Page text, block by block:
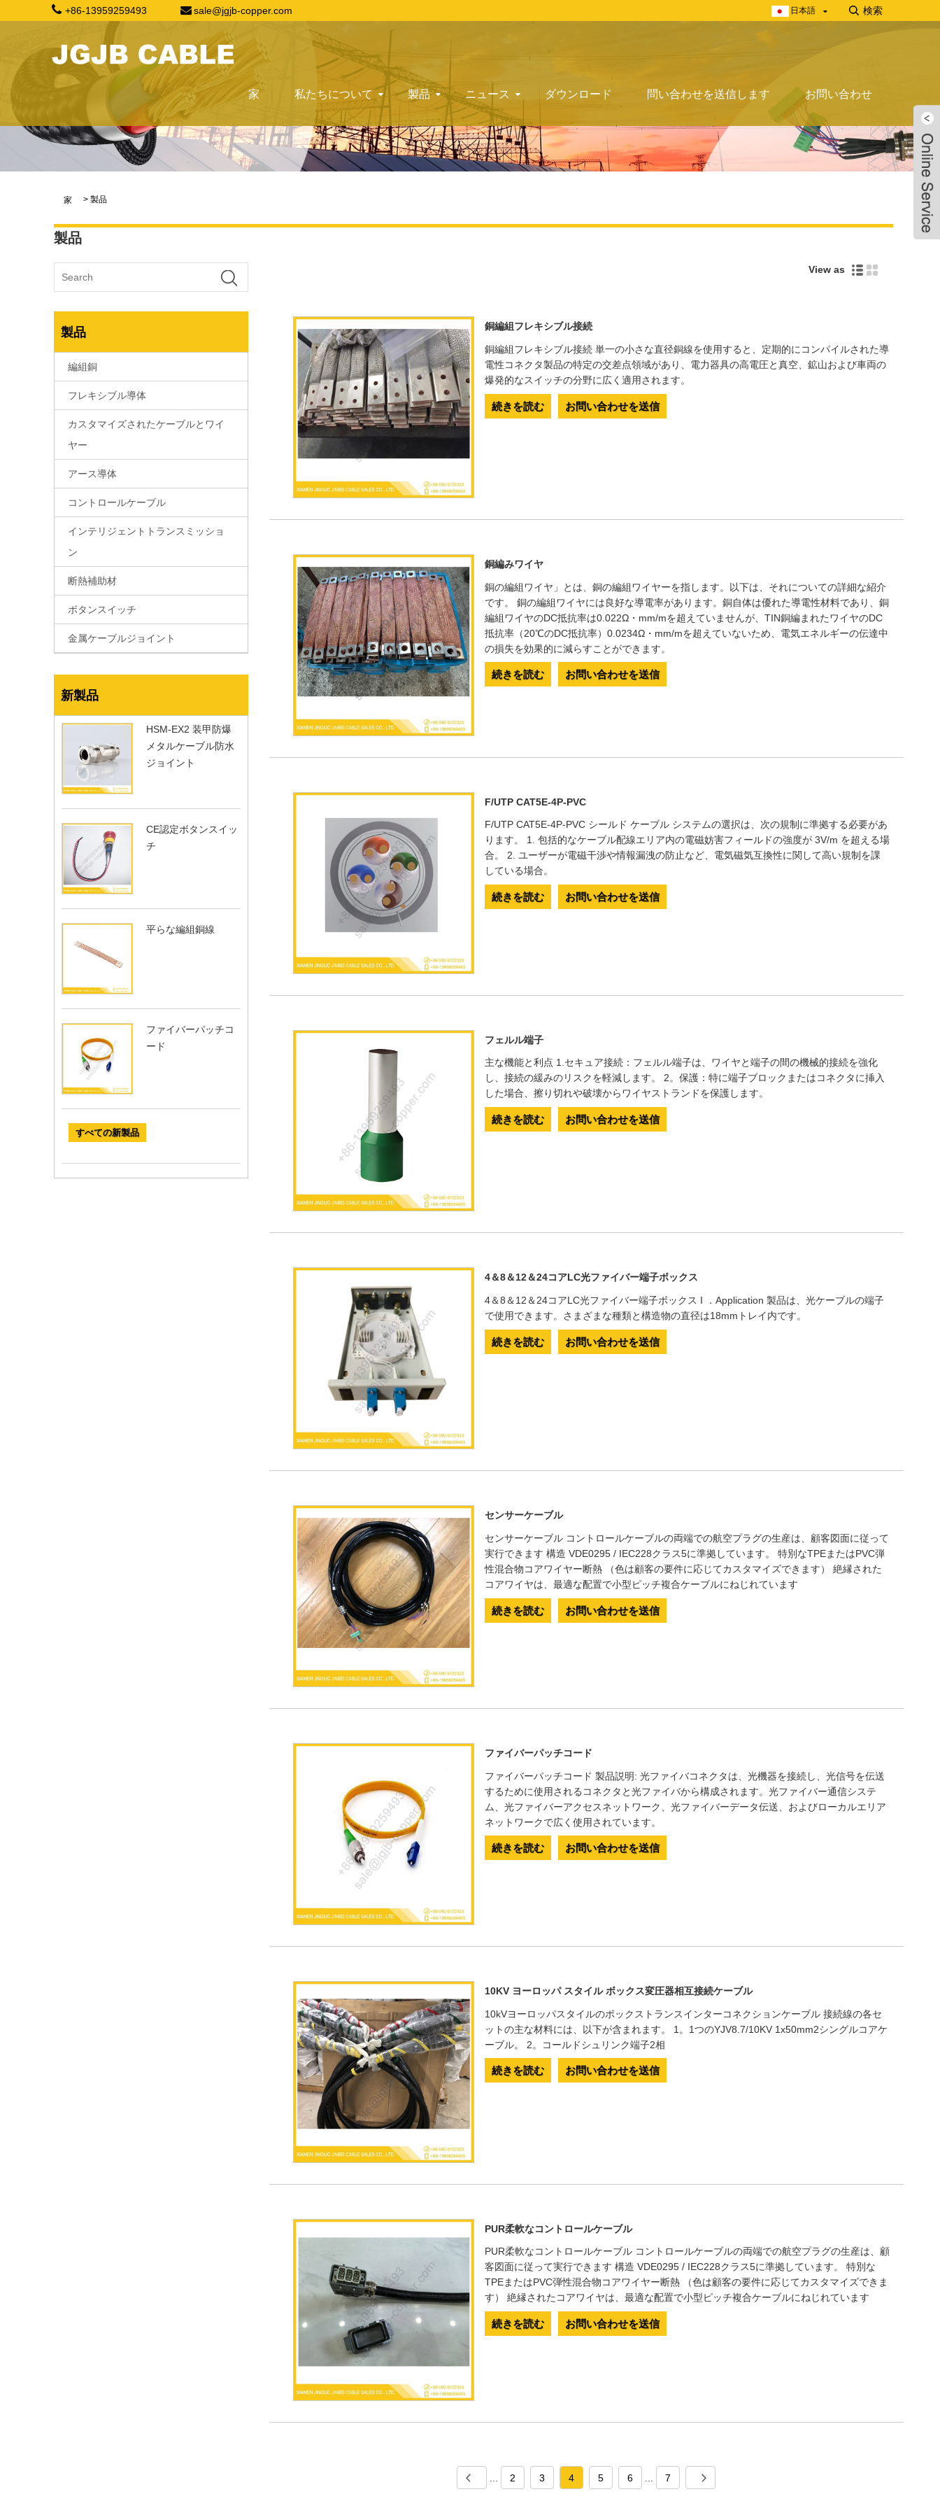
+86-13959259493 sale@jgjb-copper.com 日本語
家 私たちについて 製品 ニュース ダウンロード 問い合わせを送信します お問い合わせ
家 > 製品
製品
製品
編組銅
フレキシブル導体
カスタマイズされたケーブルとワイ
ヤー
アース導体
コントロールケーブル
インテリジェントトランスミッショ
ン
断熱補助材
ボタンスイッチ
金属ケーブルジョイント
新製品
HSM-EX2 装甲防爆
メタルケーブル防水
ジョイント
CE認定ボタンスイッ
チ
平らな編組銅線
ファイバーパッチコ
ード
すべての新製品
View as
銅編組フレキシブル接続
銅編組フレキシブル接続 単一の小さな直径銅線を使用すると、定期的にコンパイルされた導
電性コネクタ製品の特定の交差点領域があり、電力器具の高電圧と真空、鉱山および車両の
爆発的なスイッチの分野に広く適用されます。
続きを読む お問い合わせを送信
銅編みワイヤ
銅の編組ワイヤ」とは、銅の編組ワイヤーを指します。以下は、それについての詳細な紹介
です。 銅の編組ワイヤには良好な導電率があります。銅自体は優れた導電性材料であり、銅
編組ワイヤのDC抵抗率は0.022Ω・mm/mを超えていませんが、TIN銅編まれたワイヤのDC
抵抗率（20℃のDC抵抗率）0.0234Ω・mm/mを超えていないため、電気エネルギーの伝達中
の損失を効果的に減らすことができます。
続きを読む お問い合わせを送信
F/UTP CAT5E-4P-PVC
F/UTP CAT5E-4P-PVC シールド ケーブル システムの選択は、次の規制に準拠する必要があ
ります。 1. 包括的なケーブル配線エリア内の電磁妨害フィールドの強度が 3V/m を超える場
合。 2. ユーザーが電磁干渉や情報漏洩の防止など、電気磁気互換性に関して高い規制を課
している場合。
続きを読む お問い合わせを送信
フェルル端子
主な機能と利点 1.セキュア接続：フェルル端子は、ワイヤと端子の間の機械的接続を強化
し、接続の緩みのリスクを軽減します。 2。保護：特に端子ブロックまたはコネクタに挿入
した場合、擦り切れや破壊からワイヤストランドを保護します。
続きを読む お問い合わせを送信
4＆8＆12＆24コアLC光ファイバー端子ボックス
4＆8＆12＆24コアLC光ファイバー端子ボックス I ．Application 製品は、光ケーブルの端子
で使用できます。さまざまな種類と構造物の直径は18mmトレイ内です。
続きを読む お問い合わせを送信
センサーケーブル
センサーケーブル コントロールケーブルの両端での航空プラグの生産は、顧客図面に従って
実行できます 構造 VDE0295 / IEC228クラス5に準拠しています。 特別なTPEまたはPVC弾
性混合物コアワイヤー断熱 （色は顧客の要件に応じてカスタマイズできます） 絶縁された
コアワイヤは、最適な配置で小型ピッチ複合ケーブルにねじれています
続きを読む お問い合わせを送信
ファイバーパッチコード
ファイバーパッチコード 製品説明: 光ファイバコネクタは、光機器を接続し、光信号を伝送
するために使用されるコネクタと光ファイバから構成されます。光ファイバー通信システ
ム、光ファイバーアクセスネットワーク、光ファイバーデータ伝送、およびローカルエリア
ネットワークで広く使用されています。
続きを読む お問い合わせを送信
10KV ヨーロッパ スタイル ボックス変圧器相互接続ケーブル
10kVヨーロッパスタイルのボックストランスインターコネクションケーブル 接続線の各セ
ットの主な材料には、以下が含まれます。 1。1つのYJV8.7/10KV 1x50mm2シングルコアケ
ーブル。 2。コールドシュリンク端子2相
続きを読む お問い合わせを送信
PUR柔軟なコントロールケーブル
PUR柔軟なコントロールケーブル コントロールケーブルの両端での航空プラグの生産は、顧
客図面に従って実行できます 構造 VDE0295 / IEC228クラス5に準拠しています。 特別な
TPEまたはPVC弾性混合物コアワイヤー断熱 （色は顧客の要件に応じてカスタマイズできま
す） 絶縁されたコアワイヤは、最適な配置で小型ピッチ複合ケーブルにねじれています
続きを読む お問い合わせを送信
2 3 4 5 6 7